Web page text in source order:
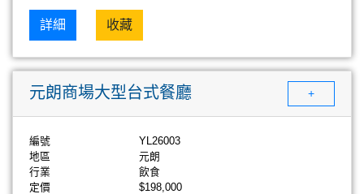
詳細 收藏
元朗商場大型台式餐廳 +
編號
YL26003
地區
元朗
行業
飲食
定價
$198,000